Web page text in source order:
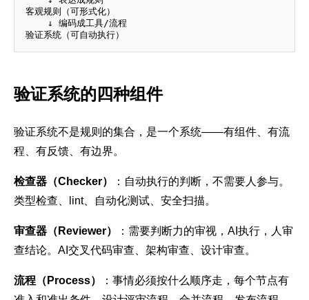
客观规则（可形式化）
    ↓ 编码成工具/流程
验证系统的四种组件
验证系统不是规则的集合，是一个系统——有组件、有流
程、有反馈、有边界。
检查器（Checker）
：自动执行的判断，不需要人参与。
类型检查、lint、自动化测试、安全扫描。
审查器（Reviewer）
：需要判断力的审视，AI执行，人审
查结论。AI交叉代码审查、架构审查、设计审查。
流程（Process）
：事情必须按什么顺序走，每个节点有